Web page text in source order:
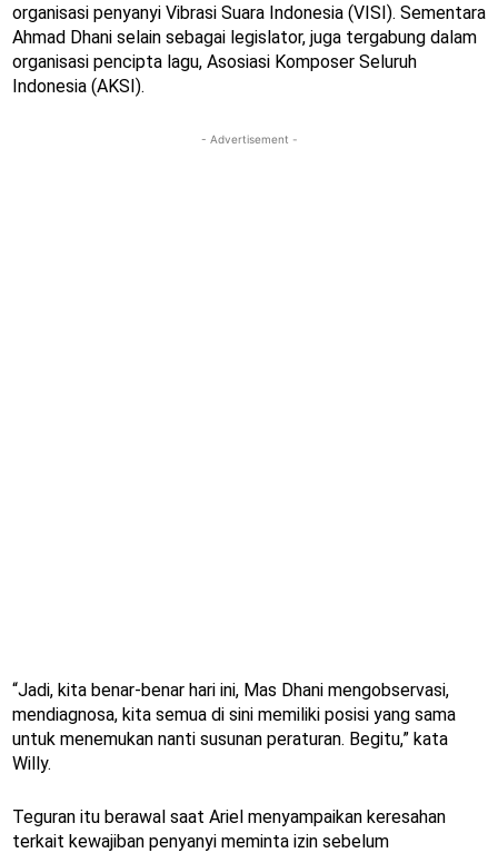
organisasi penyanyi Vibrasi Suara Indonesia (VISI). Sementara
Ahmad Dhani selain sebagai legislator, juga tergabung dalam
organisasi pencipta lagu, Asosiasi Komposer Seluruh
Indonesia (AKSI).
- Advertisement -
“Jadi, kita benar-benar hari ini, Mas Dhani mengobservasi,
mendiagnosa, kita semua di sini memiliki posisi yang sama
untuk menemukan nanti susunan peraturan. Begitu,” kata
Willy.
Teguran itu berawal saat Ariel menyampaikan keresahan
terkait kewajiban penyanyi meminta izin sebelum